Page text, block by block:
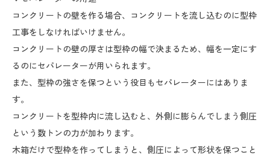
コンクリートの壁を作る場合、コンクリートを流し込むのに型枠
工事をしなければいけません。
コンクリートの壁の厚さは型枠の幅で決まるため、幅を一定にす
るのにセパレーターが用いられます。
また、型枠の強さを保つという役目もセパレーターにはありま
す。
コンクリートを型枠内に流し込むと、外側に膨らんでしまう側圧
という数トンの力が加わります。
木箱だけで型枠を作ってしまうと、側圧によって形状を保つこと